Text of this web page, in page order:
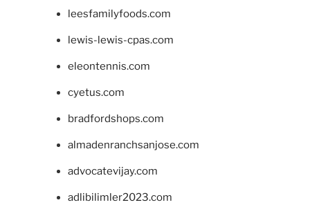
leesfamilyfoods.com
lewis-lewis-cpas.com
eleontennis.com
cyetus.com
bradfordshops.com
almadenranchsanjose.com
advocatevijay.com
adlibilimler2023.com